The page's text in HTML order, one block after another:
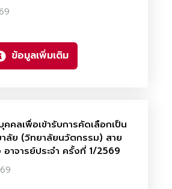
ข้อมูลเพิ่มเติม
คลเพื่อเข้ารับการคัดเลือกเป็น
ลัย (วิทยาลัยนวัตกรรม) สาย
าจารย์ประจำ ครั้งที่ 1/2569